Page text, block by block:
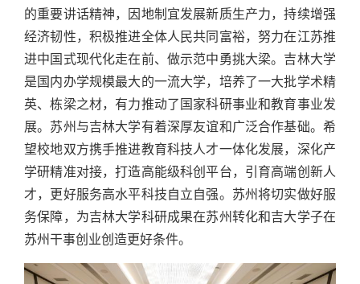
的重要讲话精神，因地制宜发展新质生产力，持续增强
经济韧性，积极推进全体人民共同富裕，努力在江苏推
进中国式现代化走在前、做示范中勇挑大梁。吉林大学
是国内办学规模最大的一流大学，培养了一大批学术精
英、栋梁之材，有力推动了国家科研事业和教育事业发
展。苏州与吉林大学有着深厚友谊和广泛合作基础。希
望校地双方携手推进教育科技人才一体化发展，深化产
学研精准对接，打造高能级科创平台，引育高端创新人
才，更好服务高水平科技自立自强。苏州将切实做好服
务保障，为吉林大学科研成果在苏州转化和吉大学子在
苏州干事创业创造更好条件。